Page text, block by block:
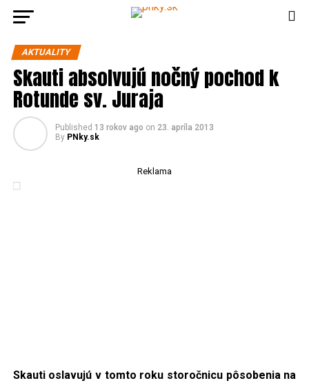
AKTUALITY
Skauti absolvujú nočný pochod k
Rotunde sv. Juraja
Published 13 rokov ago on 23. apríla 2013
By PNky.sk
Reklama
Skauti oslavujú v tomto roku storočnicu pôsobenia na